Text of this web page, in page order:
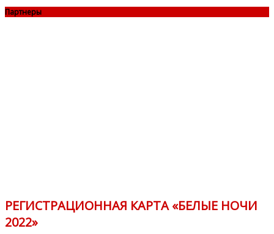
Партнеры
РЕГИСТРАЦИОННАЯ КАРТА «БЕЛЫЕ НОЧИ
2022»